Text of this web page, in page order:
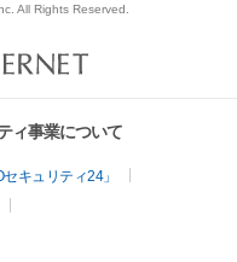
All Rights Reserved.
ィ事業について
キュリティ24」